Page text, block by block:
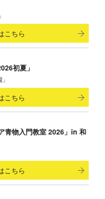
こちら
初夏」
こちら
青物入門教室 2026」in 和
こちら